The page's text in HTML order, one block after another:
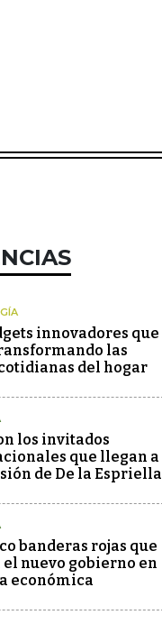
innovadores que
las
del hogar
los invitados
que llegan a
de De la Espriella
banderas rojas que
el nuevo gobierno en
económica